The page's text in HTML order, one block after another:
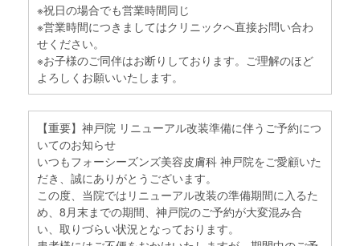
※祝日の場合でも営業時間同じ
※営業時間につきましてはクリニックへ直接お問い合わ
せください。
※お子様のご同伴はお断りしております。ご理解のほど
よろしくお願いいたします。
【重要】神戸院 リニューアル改装準備に伴うご予約につ
いてのお知らせ
いつもフォーシーズンズ美容皮膚科 神戸院をご愛顧いた
だき、誠にありがとうございます。
この度、当院ではリニューアル改装の準備期間に入るた
め、8月末までの期間、神戸院のご予約が大変混み合
い、取りづらい状況となっております。